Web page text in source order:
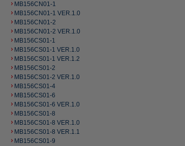
MB156CN01-1
MB156CN01-1 VER.1.0
MB156CN01-2
MB156CN01-2 VER.1.0
MB156CS01-1
MB156CS01-1 VER.1.0
MB156CS01-1 VER.1.2
MB156CS01-2
MB156CS01-2 VER.1.0
MB156CS01-4
MB156CS01-6
MB156CS01-6 VER.1.0
MB156CS01-8
MB156CS01-8 VER.1.0
MB156CS01-8 VER.1.1
MB156CS01-9